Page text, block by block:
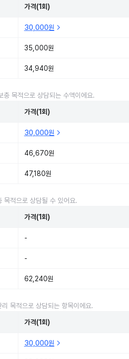
가격(1회)
30,000원
35,000원
34,940원
목적으로 상담되는 수액이에요.
가격(1회)
30,000원
46,670원
47,180원
목적으로 상담될 수 있어요.
가격(1회)
-
-
62,240원
목적으로 상담되는 항목이에요.
가격(1회)
30,000원